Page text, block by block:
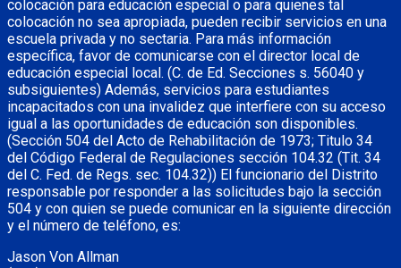
colocación para educación especial o para quienes tal
colocación no sea apropiada, pueden recibir servicios en una
escuela privada y no sectaria. Para más información
específica, favor de comunicarse con el director local de
educación especial local. (C. de Ed. Secciones s. 56040 y
subsiguientes) Además, servicios para estudiantes
incapacitados con una invalidez que interfiere con su acceso
igual a las oportunidades de educación son disponibles.
(Sección 504 del Acto de Rehabilitación de 1973; Titulo 34
del Código Federal de Regulaciones sección 104.32 (Tit. 34
del C. Fed. de Regs. sec. 104.32)) El funcionario del Distrito
responsable por responder a las solicitudes bajo la sección
504 y con quien se puede comunicar en la siguiente dirección
y el número de teléfono, es:
Jason Von Allman